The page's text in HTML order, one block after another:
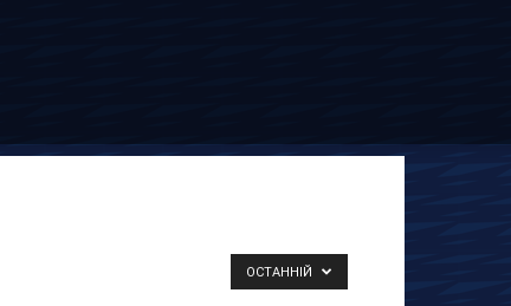
ОСТАННІЙ